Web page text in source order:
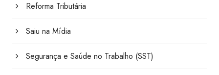
Reforma Tributária
Saiu na Mídia
Segurança e Saúde no Trabalho (SST)